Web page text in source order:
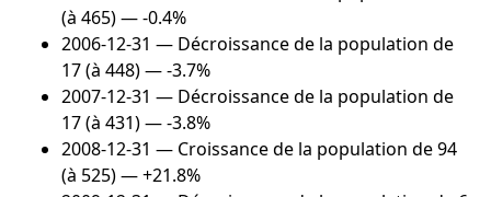
(à 465) — -0.4%
2006-12-31 — Décroissance de la population de
17 (à 448) — -3.7%
2007-12-31 — Décroissance de la population de
17 (à 431) — -3.8%
2008-12-31 — Croissance de la population de 94
(à 525) — +21.8%